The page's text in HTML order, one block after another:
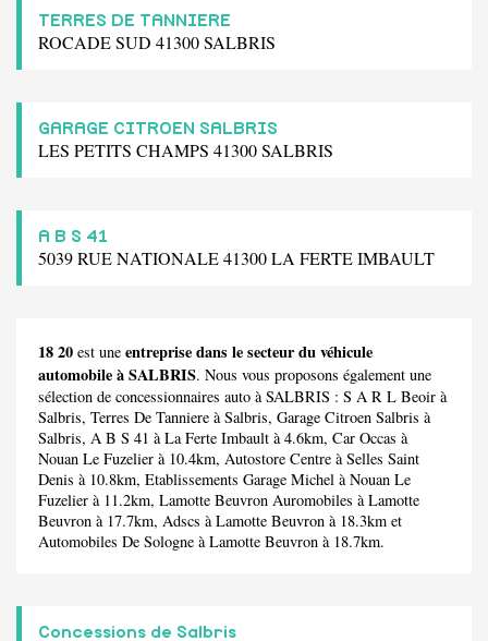
TERRES DE TANNIERE
ROCADE SUD 41300 SALBRIS
GARAGE CITROEN SALBRIS
LES PETITS CHAMPS 41300 SALBRIS
A B S 41
5039 RUE NATIONALE 41300 LA FERTE IMBAULT
18 20 est une entreprise dans le secteur du véhicule
automobile à SALBRIS. Nous vous proposons également une
sélection de concessionnaires auto à SALBRIS : S A R L Beoir à
Salbris, Terres De Tanniere à Salbris, Garage Citroen Salbris à
Salbris, A B S 41 à La Ferte Imbault à 4.6km, Car Occas à
Nouan Le Fuzelier à 10.4km, Autostore Centre à Selles Saint
Denis à 10.8km, Etablissements Garage Michel à Nouan Le
Fuzelier à 11.2km, Lamotte Beuvron Auromobiles à Lamotte
Beuvron à 17.7km, Adscs à Lamotte Beuvron à 18.3km et
Automobiles De Sologne à Lamotte Beuvron à 18.7km.
Concessions de Salbris